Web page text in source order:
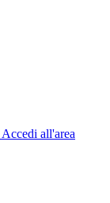
Accedi all'area